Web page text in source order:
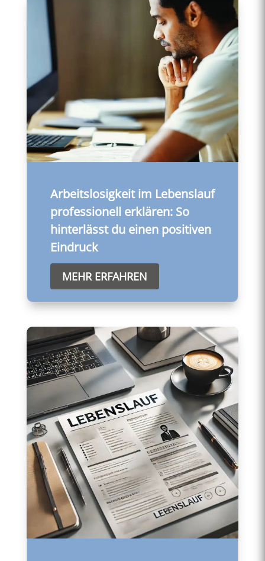
Arbeitslosigkeit im Lebenslauf
professionell erklären: So
hinterlässt du einen positiven
Eindruck
MEHR ERFAHREN